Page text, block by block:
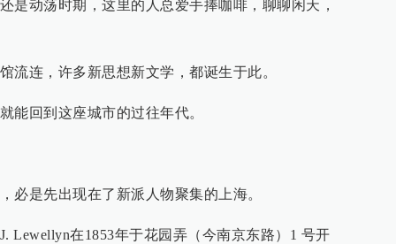
是动荡时期，这里的人总爱手捧咖啡，聊聊闲天，
流连，许多新思想新文学，都诞生于此。
能回到这座城市的过往年代。
必是先出现在了新派人物聚集的上海。
Lewellyn在1853年于花园弄（今南京东路）1 号开